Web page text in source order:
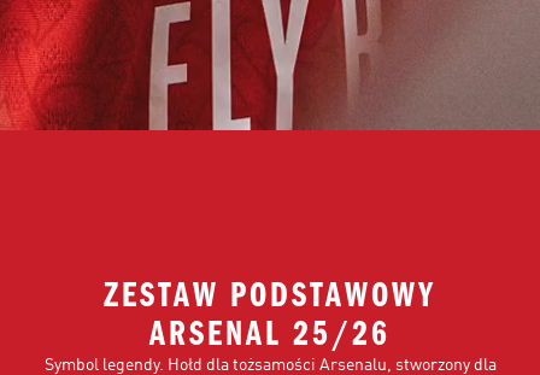
ZESTAW PODSTAWOWY
ARSENAL 25/26
Symbol legendy. Hołd dla tożsamości Arsenalu, stworzony dla